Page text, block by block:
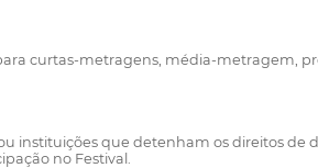
curtas-metragens, média-metragem,
instituições que detenham os direitos de
no Festival.